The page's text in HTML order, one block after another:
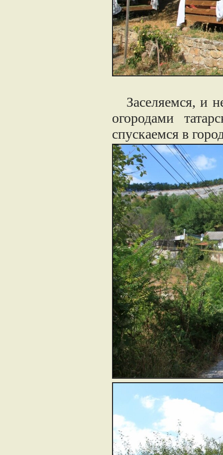
Заселяемся, и
огородами
спускаемся в